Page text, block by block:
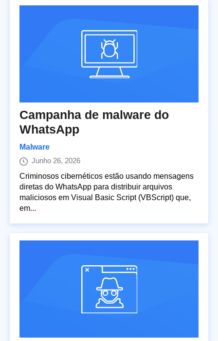
Campanha de malware do
WhatsApp
Malware
Junho 26, 2026
Criminosos cibernéticos estão usando mensagens
diretas do WhatsApp para distribuir arquivos
maliciosos em Visual Basic Script (VBScript) que,
em...